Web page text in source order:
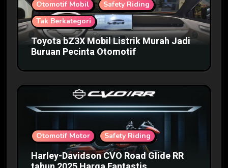
Otomotif Mobil
Safety Riding
Tak Berkategori
Toyota bZ3X Mobil Listrik Murah Jadi
Buruan Pecinta Otomotif
Otomotif Motor Safety Riding
Harley-Davidson CVO Road Glide RR